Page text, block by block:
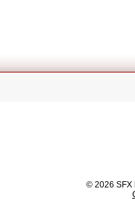
© 2026 SFX